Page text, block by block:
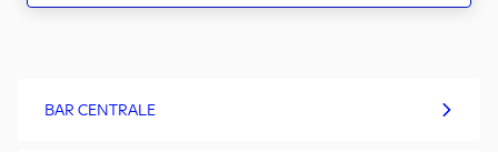
BAR CENTRALE